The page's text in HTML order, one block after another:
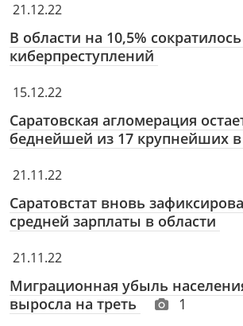
21.12.22
В области на 10,5%
киберпреступлений
15.12.22
Саратовская агломерация
беднейшей из 17 крупнейших
21.11.22
Саратовстат вновь
средней зарплаты в области
21.11.22
Миграционная убыль
выросла на треть
1